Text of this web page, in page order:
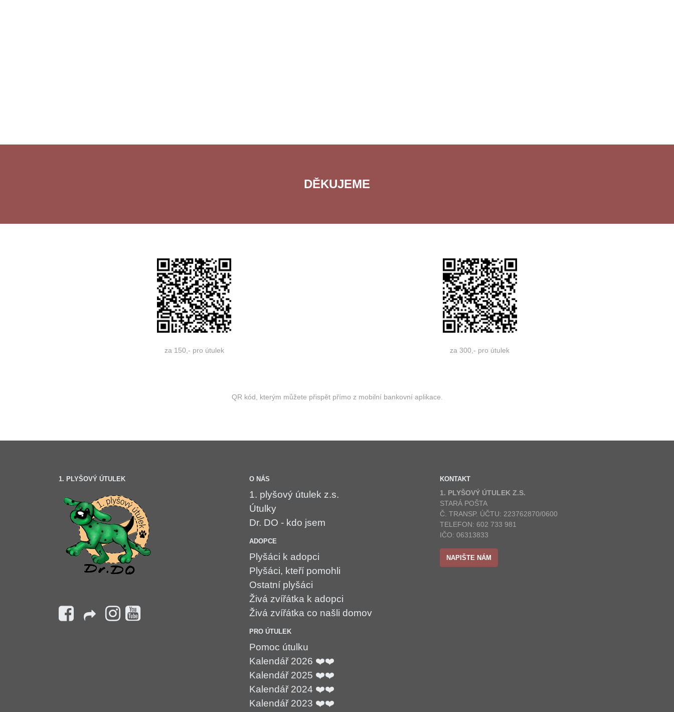
DĚKUJEME
za 150,- pro útulek za 300,- pro útulek
QR kód, kterým můžete přispět přímo z mobilní bankovní aplikace.
1. PLYŠOVÝ ÚTULEK O NÁS
1. plyšový útulek z.s.
Útulky
Dr. DO - kdo jsem
ADOPCE
Plyšáci k adopci
Plyšáci, kteří pomohli
Ostatní plyšáci
Živá zvířátka k adopci
Živá zvířátka co našli domov
PRO ÚTULEK
Pomoc útulku
Kalendář 2026 ❤️❤️
Kalendář 2025 ❤️❤️
Kalendář 2024 ❤️❤️
Kalendář 2023 ❤️❤️
KONTAKT
1. PLYŠOVÝ ÚTULEK Z.S.
STARÁ POŠTA
Č. TRANSP. ÚČTU: 223762870/0600
TELEFON: 602 733 981
IČO: 06313833
NAPIŠTE NÁM